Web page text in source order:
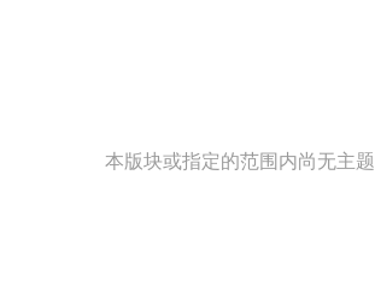
本版块或指定的范围内尚无主题